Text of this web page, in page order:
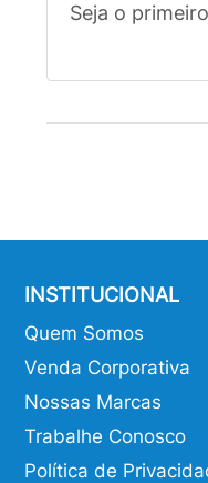
Seja o
INSTITUCIONAL
Quem Somos
Venda Corporativa
Nossas Marcas
Trabalhe Conosco
Política de